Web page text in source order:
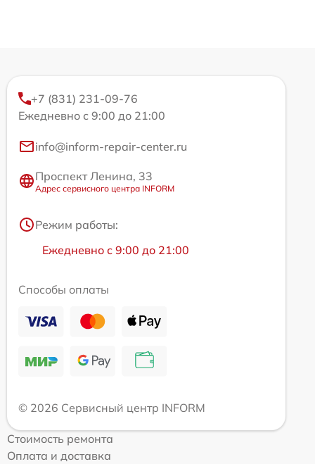
+7 (831) 231-09-76
Ежедневно с 9:00 до 21:00
info@inform-repair-center.ru
Проспект Ленина, 33
Адрес сервисного центра INFORM
Режим работы:
Ежедневно с 9:00 до 21:00
Способы оплаты
© 2026 Сервисный центр INFORM
Стоимость ремонта
Оплата и доставка